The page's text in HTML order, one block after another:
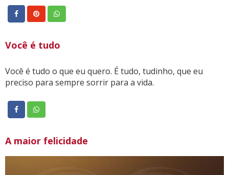
Você é tudo
Você é tudo o que eu quero. É tudo, tudinho, que eu
preciso para sempre sorrir para a vida.
A maior felicidade